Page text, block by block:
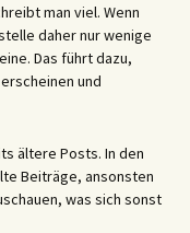
man viel. Wenn
daher nur wenige
Das führt dazu,
und
ältere Posts. In den
Beiträge, ansonsten
was sich sonst